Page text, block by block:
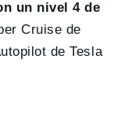
un nivel 4 de
Cruise de
de Tesla